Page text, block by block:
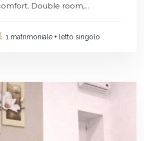
Double room,...
1 matrimoniale + letto singolo